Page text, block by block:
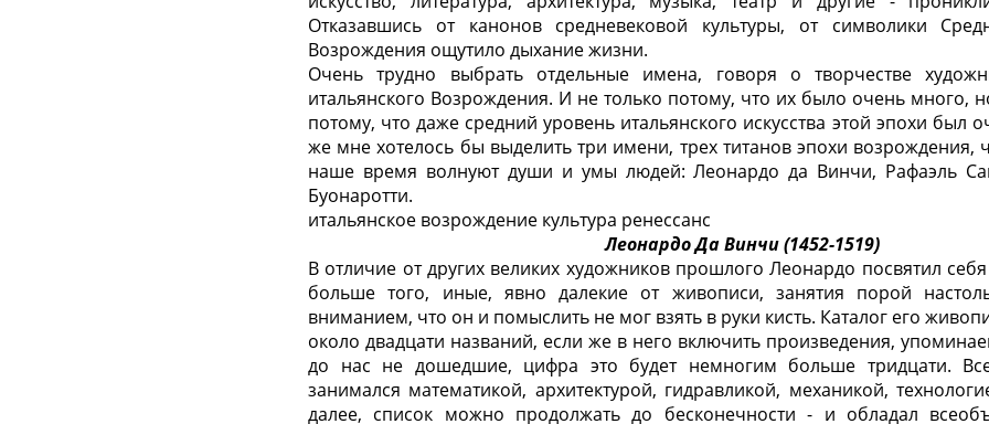
Отказавшись от канонов средневековой культуры, от символики
Возрождения ощутило дыхание жизни.
Очень трудно выбрать отдельные имена, говоря о творчестве
итальянского Возрождения. И не только потому, что их было очень много,
потому, что даже средний уровень итальянского искусства этой эпохи был
же мне хотелось бы выделить три имени, трех титанов эпохи возрождения,
наше время волнуют души и умы людей: Леонардо да Винчи, Рафаэль
Буонаротти.
итальянское возрождение культура ренессанс
Леонардо Да Винчи (1452-1519)
В отличие от других великих художников прошлого Леонардо посвятил
больше того, иные, явно далекие от живописи, занятия порой
вниманием, что он и помыслить не мог взять в руки кисть. Каталог его
около двадцати названий, если же в него включить произведения,
до нас не дошедшие, цифра это будет немногим больше тридцати.
занимался математикой, архитектурой, гидравликой, механикой,
далее, список можно продолжать до бесконечности - и обладал